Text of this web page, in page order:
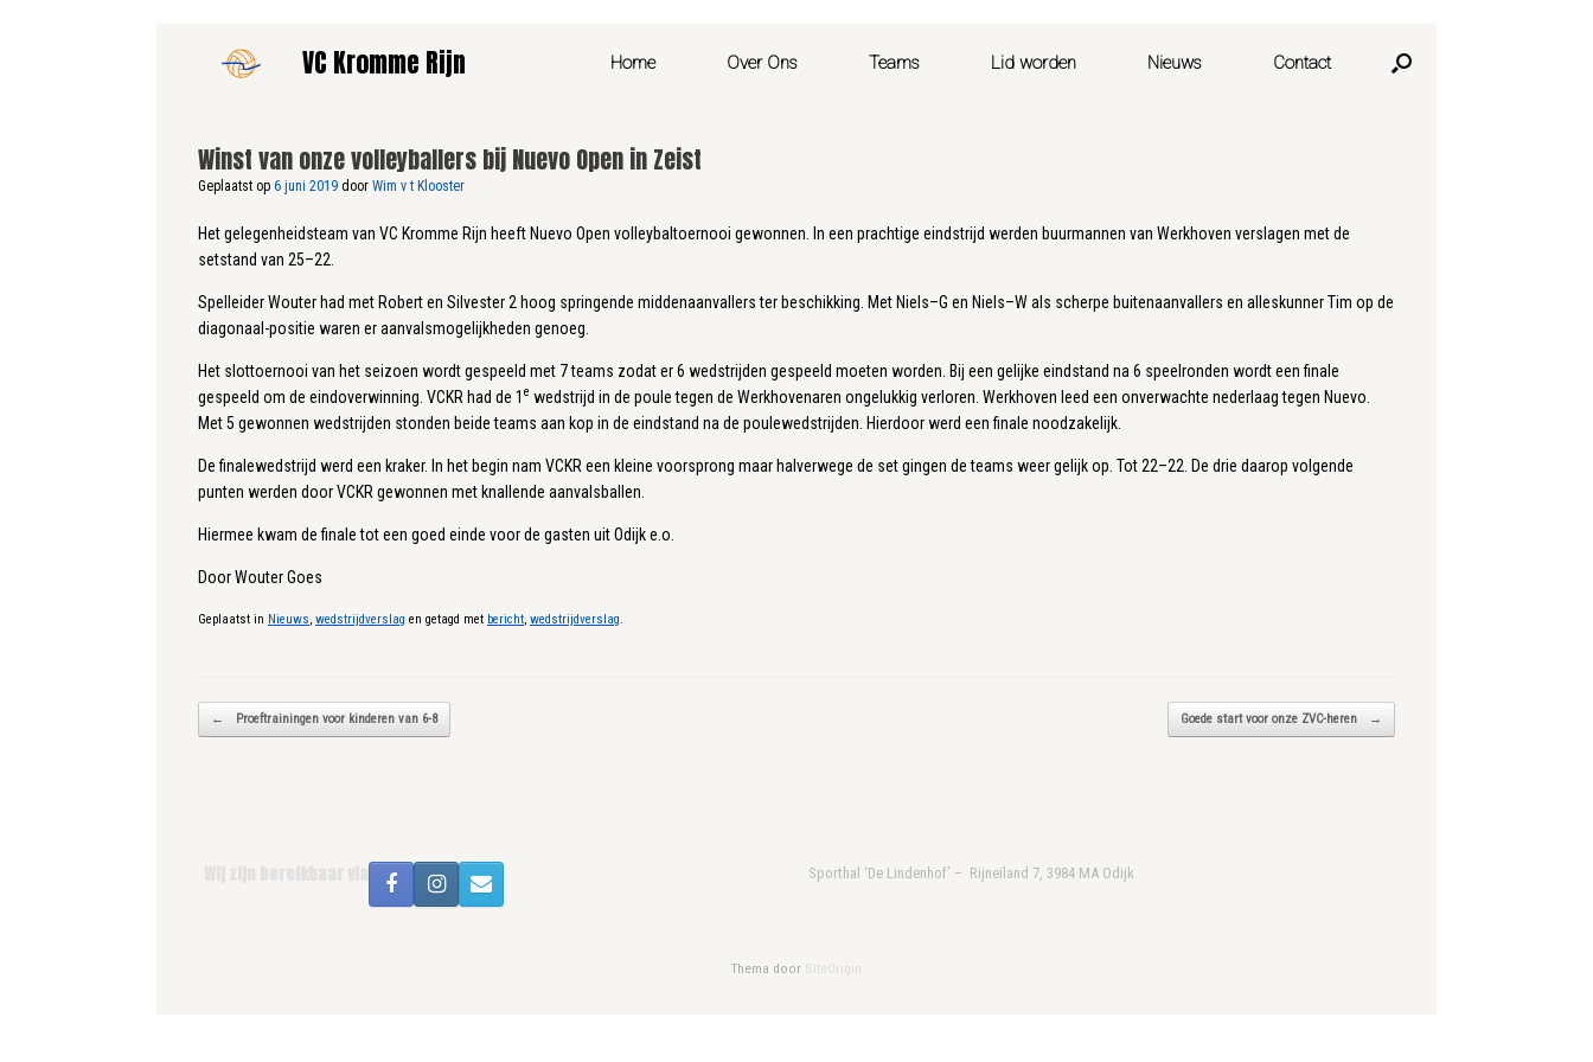
VC Kromme Rijn Home Over Ons Teams Lid worden Nieuws Contact
Winst van onze volleyballers bij Nuevo Open in Zeist
Geplaatst op 6 juni 2019 door Wim v t Klooster
Het gelegenheidsteam van VC Kromme Rijn heeft Nuevo Open volleybaltoernooi gewonnen. In een prachtige eindstrijd werden buurmannen van Werkhoven verslagen met de
setstand van 25–22.
Spelleider Wouter had met Robert en Silvester 2 hoog springende middenaanvallers ter beschikking. Met Niels–G en Niels–W als scherpe buitenaanvallers en alleskunner Tim op de
diagonaal-positie waren er aanvalsmogelijkheden genoeg.
Het slottoernooi van het seizoen wordt gespeeld met 7 teams zodat er 6 wedstrijden gespeeld moeten worden. Bij een gelijke eindstand na 6 speelronden wordt een finale
gespeeld om de eindoverwinning. VCKR had de 1 e wedstrijd in de poule tegen de Werkhovenaren ongelukkig verloren. Werkhoven leed een onverwachte nederlaag tegen Nuevo.
Met 5 gewonnen wedstrijden stonden beide teams aan kop in de eindstand na de poulewedstrijden. Hierdoor werd een finale noodzakelijk.
De finalewedstrijd werd een kraker. In het begin nam VCKR een kleine voorsprong maar halverwege de set gingen de teams weer gelijk op. Tot 22–22. De drie daarop volgende
punten werden door VCKR gewonnen met knallende aanvalsballen.
Hiermee kwam de finale tot een goed einde voor de gasten uit Odijk e.o.
Door Wouter Goes
Geplaatst in Nieuws wedstrijdverslag en getagd met bericht wedstrijdverslag
Bericht navigatie
← Proeftrainingen voor kinderen van 6-8 Goede start voor onze ZVC-heren →
Sporthal ‘De Lindenhof’ – Rijneiland 7, 3984 MA Odijk
Thema door SiteOrigin